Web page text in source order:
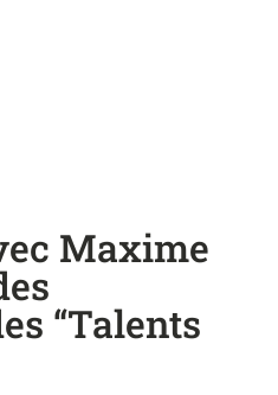
Maxime
“Talents